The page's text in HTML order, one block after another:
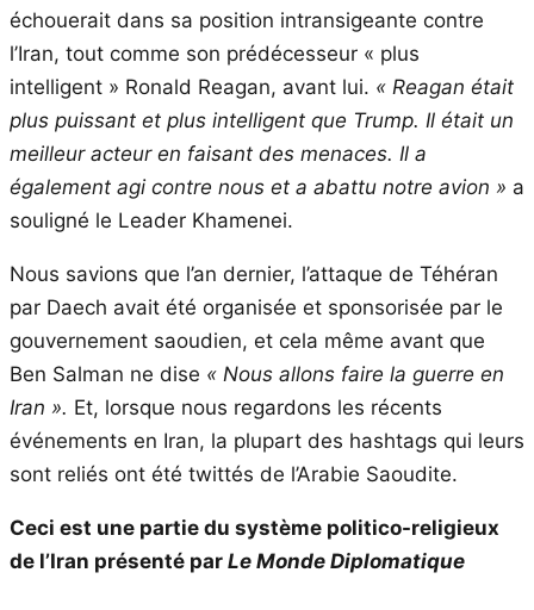
échouerait dans sa position intransigeante contre
l’Iran, tout comme son prédécesseur « plus
intelligent » Ronald Reagan, avant lui. « Reagan était
plus puissant et plus intelligent que Trump. Il était un
meilleur acteur en faisant des menaces. Il a
également agi contre nous et a abattu notre avion » a
souligné le Leader Khamenei.
Nous savions que l’an dernier, l’attaque de Téhéran
par Daech avait été organisée et sponsorisée par le
gouvernement saoudien, et cela même avant que
Ben Salman ne dise « Nous allons faire la guerre en
Iran ». Et, lorsque nous regardons les récents
événements en Iran, la plupart des hashtags qui leurs
sont reliés ont été twittés de l’Arabie Saoudite.
Ceci est une partie du système politico-religieux
de l’Iran présenté par Le Monde Diplomatique